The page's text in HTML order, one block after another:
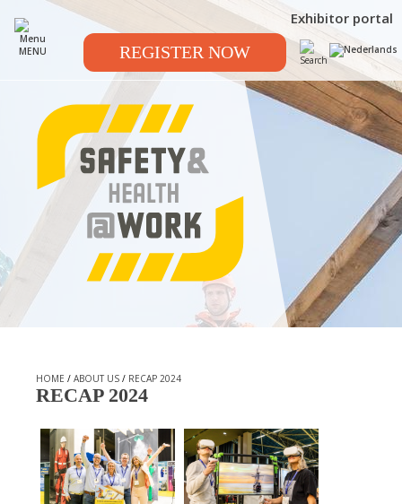
MENU
Exhibitor portal
REGISTER NOW
HOME / ABOUT US / RECAP 2024
RECAP 2024